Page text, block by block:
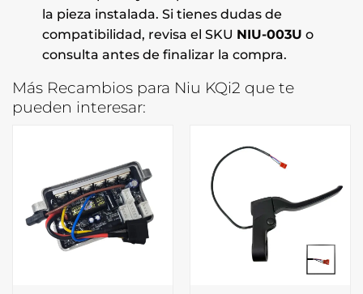
la pieza instalada. Si tienes dudas de
compatibilidad, revisa el SKU NIU-003U o
consulta antes de finalizar la compra.
Más Recambios para Niu KQi2 que te
pueden interesar: